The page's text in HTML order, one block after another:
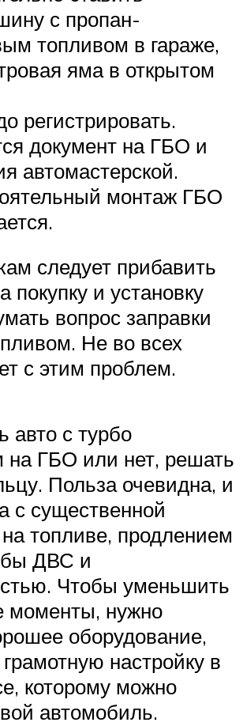
с пропан-
топливом в гараже,
яма в открытом
регистрировать.
документ на ГБО и
автомастерской.
монтаж ГБО
следует прибавить
покупку и установку
вопрос заправки
Не во всех
с этим проблем.
авто с турбо
на ГБО или нет, решать
Польза очевидна, и
с существенной
топливе, продлением
ДВС и
Чтобы уменьшить
моменты, нужно
оборудование,
настройку в
которому можно
автомобиль.